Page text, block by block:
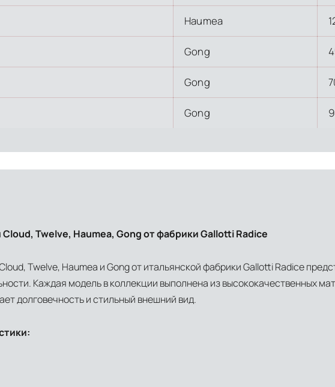
Haumea
Gong
Gong
Gong
Twelve, Haumea, Gong от фабрики Gallotti Radice
Twelve, Haumea и Gong от итальянской фабрики Gallotti Radice
Каждая модель в коллекции выполнена из высококачественных
долговечность и стильный внешний вид.